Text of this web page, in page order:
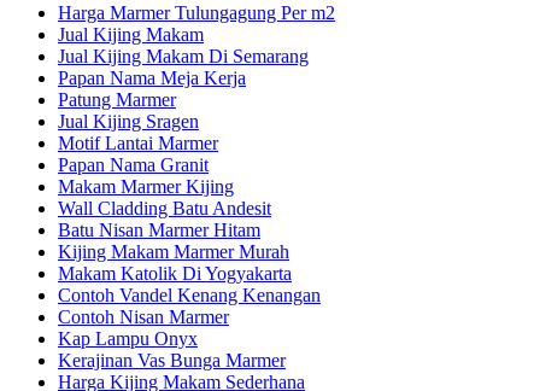
Harga Marmer Tulungagung Per m2
Jual Kijing Makam
Jual Kijing Makam Di Semarang
Papan Nama Meja Kerja
Patung Marmer
Jual Kijing Sragen
Motif Lantai Marmer
Papan Nama Granit
Makam Marmer Kijing
Wall Cladding Batu Andesit
Batu Nisan Marmer Hitam
Kijing Makam Marmer Murah
Makam Katolik Di Yogyakarta
Contoh Vandel Kenang Kenangan
Contoh Nisan Marmer
Kap Lampu Onyx
Kerajinan Vas Bunga Marmer
Harga Kijing Makam Sederhana